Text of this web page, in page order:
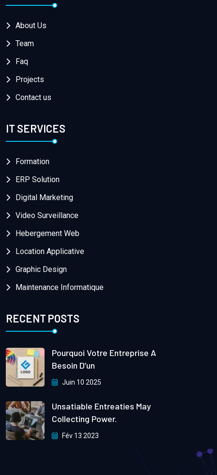
About Us
Team
Faq
Projects
Contact us
IT SERVICES
Formation
ERP Solution
Digital Marketing
Video Surveillance
Hebergement Web
Location Applicative
Graphic Design
Maintenance Informatique
RECENT POSTS
Pourquoi Votre Entreprise A
Besoin D’un
Juin 10 2025
Unsatiable Entreaties May
Collecting Power.
Fév 13 2023